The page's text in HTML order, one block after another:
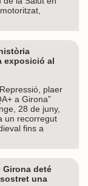
exposició al
plaer
a Girona”
28 de juny,
un recorregut
fins a
Girona deté
una